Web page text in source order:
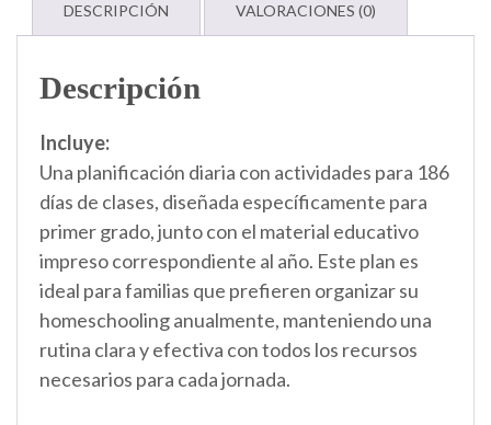
DESCRIPCIÓN VALORACIONES (0)
Descripción
Incluye:
Una planificación diaria con actividades para 186
días de clases, diseñada específicamente para
primer grado, junto con el material educativo
impreso correspondiente al año. Este plan es
ideal para familias que prefieren organizar su
homeschooling anualmente, manteniendo una
rutina clara y efectiva con todos los recursos
necesarios para cada jornada.